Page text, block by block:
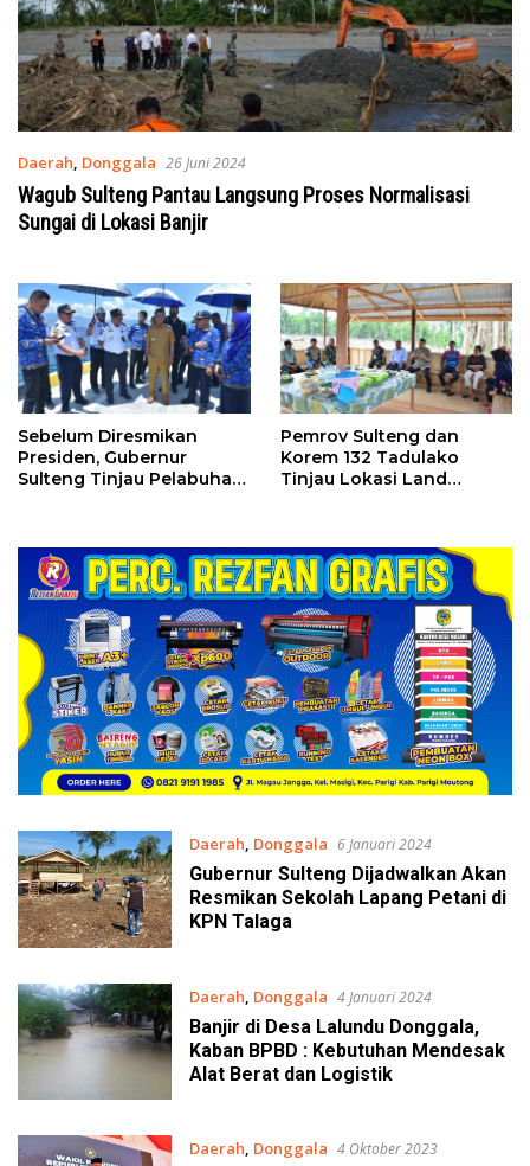
Daerah, Donggala 26 Juni 2024
Wagub Sulteng Pantau Langsung Proses Normalisasi
Sungai di Lokasi Banjir
Sebelum Diresmikan
Presiden, Gubernur
Sulteng Tinjau Pelabuhan
Pemrov Sulteng dan
Korem 132 Tadulako
Tinjau Lokasi Land
Daerah, Donggala 6 Januari 2024
Gubernur Sulteng Dijadwalkan Akan
Resmikan Sekolah Lapang Petani di
KPN Talaga
Daerah, Donggala 4 Januari 2024
Banjir di Desa Lalundu Donggala,
Kaban BPBD : Kebutuhan Mendesak
Alat Berat dan Logistik
Daerah, Donggala 4 Oktober 2023